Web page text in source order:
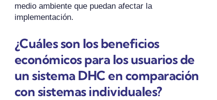
medio ambiente que puedan afectar la
implementación.
¿Cuáles son los beneficios
económicos para los usuarios de
un sistema DHC en comparación
con sistemas individuales?